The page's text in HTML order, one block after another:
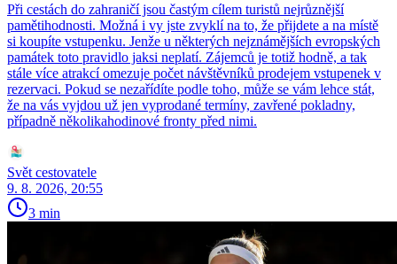
Při cestách do zahraničí jsou častým cílem turistů nejrůznější
pamětihodnosti. Možná i vy jste zvyklí na to, že přijdete a na místě
si koupíte vstupenku. Jenže u některých nejznámějších evropských
památek toto pravidlo jaksi neplatí. Zájemců je totiž hodně, a tak
stále více atrakcí omezuje počet návštěvníků prodejem vstupenek v
rezervaci. Pokud se nezařídíte podle toho, může se vám lehce stát,
že na vás vyjdou už jen vyprodané termíny, zavřené pokladny,
případně několikahodinové fronty před nimi.
Svět cestovatele
9. 8. 2026, 20:55
3 min